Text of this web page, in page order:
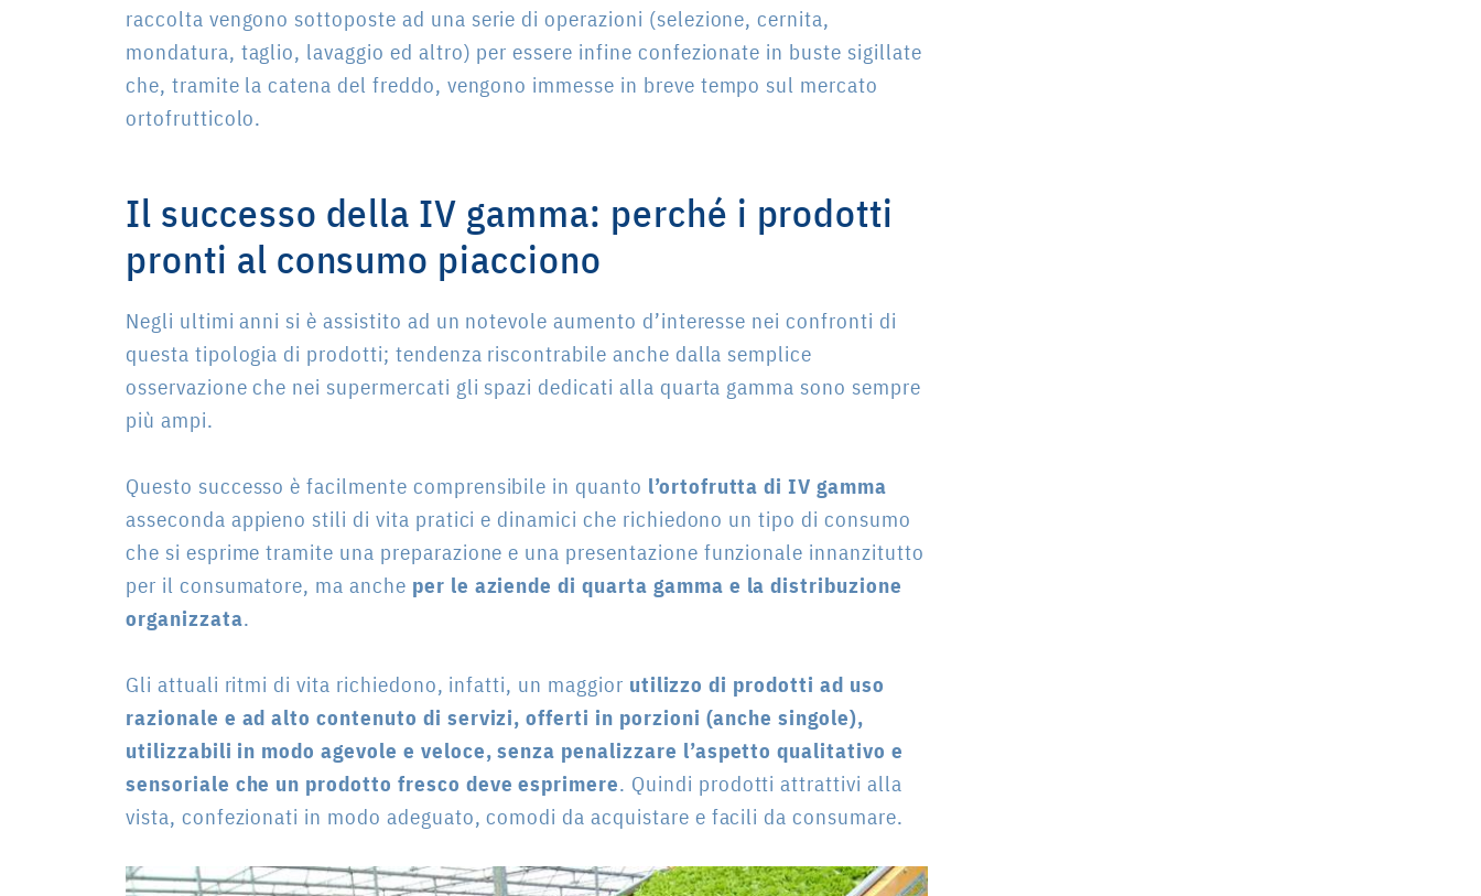
raccolta vengono sottoposte ad una serie di operazioni (selezione, cernita,
mondatura, taglio, lavaggio ed altro) per essere infine confezionate in buste sigillate
che, tramite la catena del freddo, vengono immesse in breve tempo sul mercato
ortofrutticolo.
Il successo della IV gamma: perché i prodotti
pronti al consumo piacciono
Negli ultimi anni si è assistito ad un notevole aumento d’interesse nei confronti di
questa tipologia di prodotti; tendenza riscontrabile anche dalla semplice
osservazione che nei supermercati gli spazi dedicati alla quarta gamma sono sempre
più ampi.
Questo successo è facilmente comprensibile in quanto l’ortofrutta di IV gamma
asseconda appieno stili di vita pratici e dinamici che richiedono un tipo di consumo
che si esprime tramite una preparazione e una presentazione funzionale innanzitutto
per il consumatore, ma anche per le aziende di quarta gamma e la distribuzione
organizzata.
Gli attuali ritmi di vita richiedono, infatti, un maggior utilizzo di prodotti ad uso
razionale e ad alto contenuto di servizi, offerti in porzioni (anche singole),
utilizzabili in modo agevole e veloce, senza penalizzare l’aspetto qualitativo e
sensoriale che un prodotto fresco deve esprimere. Quindi prodotti attrattivi alla
vista, confezionati in modo adeguato, comodi da acquistare e facili da consumare.